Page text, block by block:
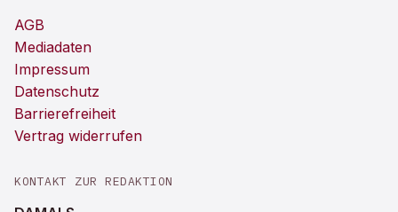
AGB
Mediadaten
Impressum
Datenschutz
Barrierefreiheit
Vertrag widerrufen
KONTAKT ZUR REDAKTION